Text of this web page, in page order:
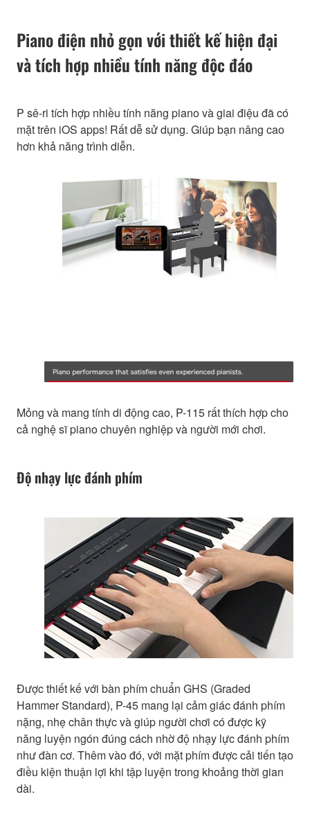
Piano điện nhỏ gọn với thiết kế hiện đại
và tích hợp nhiều tính năng độc đáo
P sê-ri tích hợp nhiều tính năng piano và giai điệu đã có
mặt trên iOS apps! Rất dễ sử dụng. Giúp bạn nâng cao
hơn khả năng trình diễn.
Mỏng và mang tính di động cao, P-115 rất thích hợp cho
cả nghệ sĩ piano chuyên nghiệp và người mới chơi.
Độ nhạy lực đánh phím
Được thiết kế với bàn phím chuẩn GHS (Graded
Hammer Standard), P-45 mang lại cảm giác đánh phím
nặng, nhẹ chân thực và giúp người chơi có được kỹ
năng luyện ngón đúng cách nhờ độ nhạy lực đánh phím
như đàn cơ. Thêm vào đó, với mặt phím được cải tiến tạo
điều kiện thuận lợi khi tập luyện trong khoảng thời gian
dài.